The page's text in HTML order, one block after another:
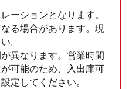
ーションとなります。
る場合があります。現
。
異なります。営業時間
可能のため、入出庫可
定してください。